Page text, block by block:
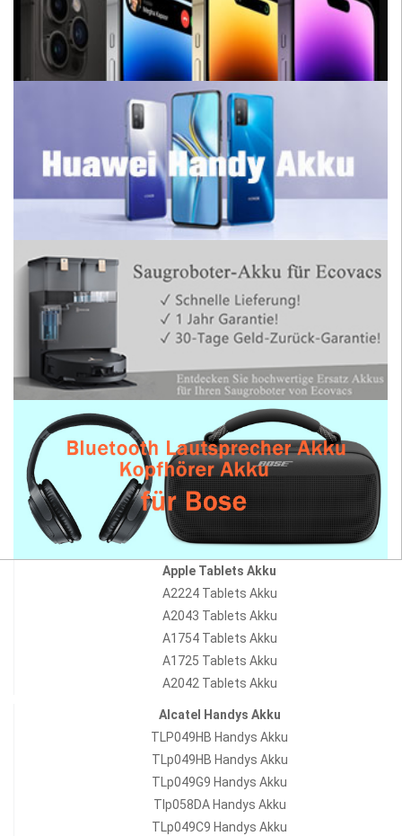
Apple Tablets Akku
A2224 Tablets Akku
A2043 Tablets Akku
A1754 Tablets Akku
A1725 Tablets Akku
A2042 Tablets Akku
Alcatel Handys Akku
TLP049HB Handys Akku
TLp049HB Handys Akku
TLp049G9 Handys Akku
Tlp058DA Handys Akku
TLp049C9 Handys Akku